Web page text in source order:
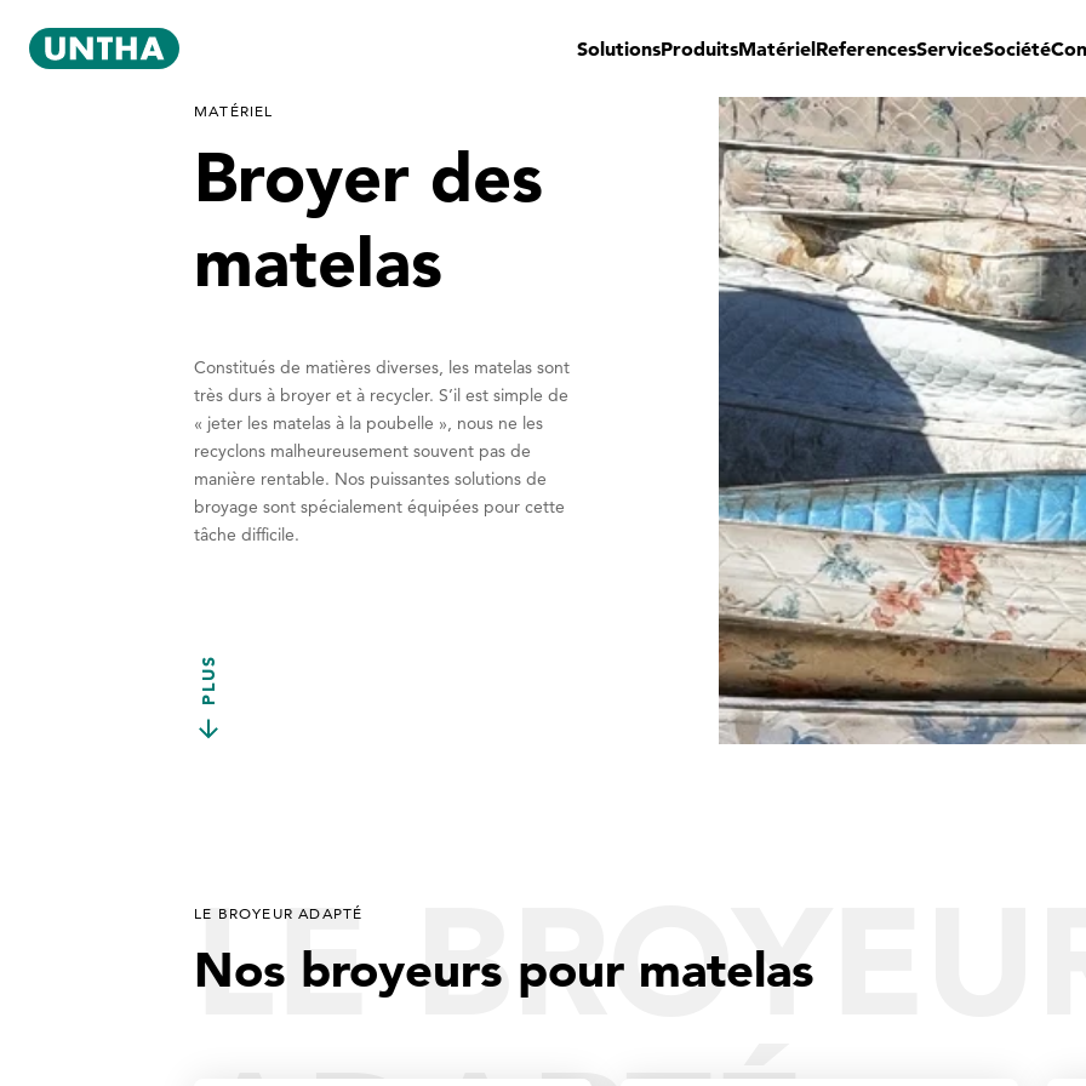
SolutionsProduitsMatérielReferencesServiceSociété
MATÉRIEL
Broyer des
matelas
Constitués de matières diverses, les matelas sont
très durs à broyer et à recycler. S’il est simple de
« jeter les matelas à la poubelle », nous ne les
recyclons malheureusement souvent pas de
manière rentable. Nos puissantes solutions de
broyage sont spécialement équipées pour cette
tâche difficile.
PLUS
LE
LE BROYEUR ADAPTÉ
Nos broyeurs pour matelas